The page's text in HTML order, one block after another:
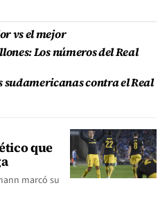
vs el mejor
Los números del Real
sudamericanas contra el Real
que
marcó su